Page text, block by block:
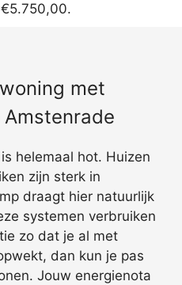
met
helemaal hot. Huizen
zijn sterk in
draagt hier natuurlijk
systemen verbruiken
zo dat je al met
dan kun je pas
Jouw energienota